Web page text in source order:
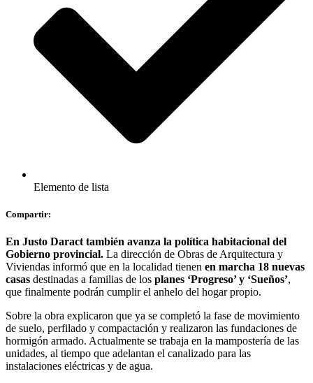
Elemento de lista
Compartir:
En Justo Daract también avanza la política habitacional del
Gobierno provincial. La dirección de Obras de Arquitectura y
Viviendas informó que en la localidad tienen en marcha 18 nuevas
casas destinadas a familias de los planes ‘Progreso’ y ‘Sueños’,
que finalmente podrán cumplir el anhelo del hogar propio.
Sobre la obra explicaron que ya se completó la fase de movimiento
de suelo, perfilado y compactación y realizaron las fundaciones de
hormigón armado. Actualmente se trabaja en la mampostería de las
unidades, al tiempo que adelantan el canalizado para las
instalaciones eléctricas y de agua.